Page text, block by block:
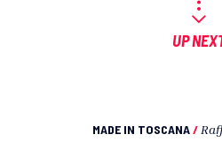
UP
MADE IN TOSCANA /